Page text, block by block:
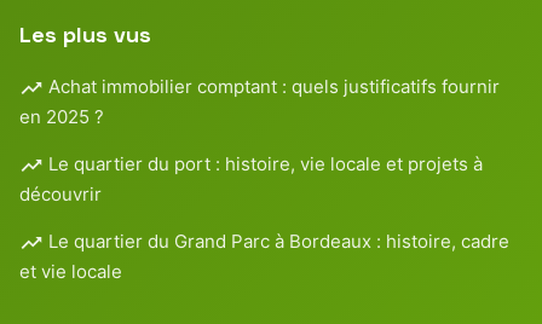
Les plus vus
Achat immobilier comptant : quels justificatifs fournir
en 2025 ?
Le quartier du port : histoire, vie locale et projets à
découvrir
Le quartier du Grand Parc à Bordeaux : histoire, cadre
et vie locale